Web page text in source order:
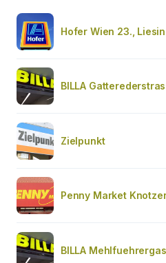
Hofer Wien 23.,
BILLA
Zielpunkt
Penny Market
BILLA